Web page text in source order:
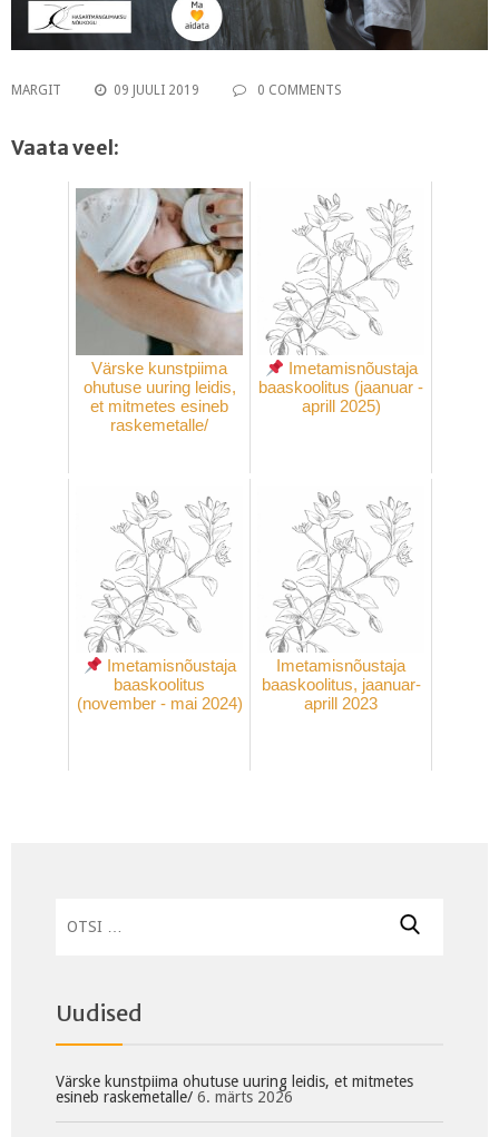
MARGIT 09 JUULI 2019 0 COMMENTS
Vaata veel:
Värske kunstpiima
ohutuse uuring leidis,
et mitmetes esineb
raskemetalle/
Imetamisnõustaja
baaskoolitus (jaanuar -
aprill 2025)
Imetamisnõustaja
baaskoolitus
(november - mai 2024)
Imetamisnõustaja
baaskoolitus, jaanuar-
aprill 2023
Uudised
Värske kunstpiima ohutuse uuring leidis, et mitmetes
esineb raskemetalle/ 6. märts 2026